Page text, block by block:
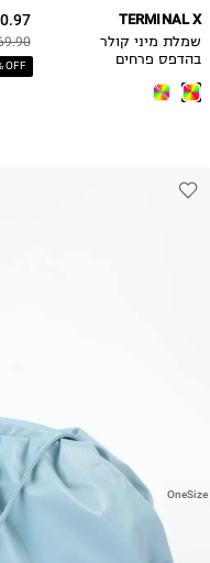
₪
₪
OFF
TERMINAL X
שמלת מיני קולר
בהדפס פרחים
OneSize